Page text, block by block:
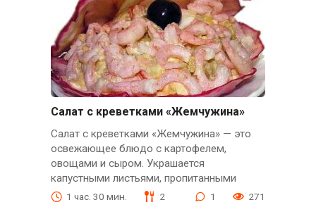
Салат с креветками «Жемчужина»
Салат с креветками «Жемчужина» — это
освежающее блюдо с картофелем,
овощами и сыром. Украшается
капустными листьями, пропитанными
1 час. 30 мин. 2 1 271